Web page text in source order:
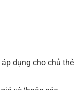
dụng cho chủ thẻ